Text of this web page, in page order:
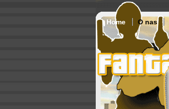
Home O nas